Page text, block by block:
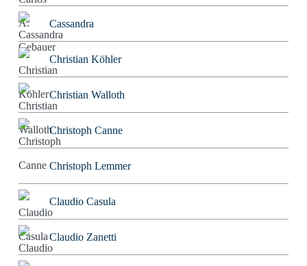
Cassandra
Christian Köhler
Christian Walloth
Christoph Canne
Christoph Lemmer
Claudio Casula
Claudio Zanetti